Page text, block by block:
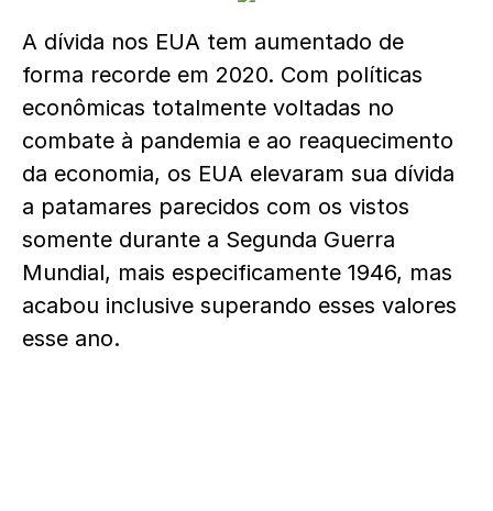
A dívida nos EUA tem aumentado de
forma recorde em 2020. Com políticas
econômicas totalmente voltadas no
combate à pandemia e ao reaquecimento
da economia, os EUA elevaram sua dívida
a patamares parecidos com os vistos
somente durante a Segunda Guerra
Mundial, mais especificamente 1946, mas
acabou inclusive superando esses valores
esse ano.